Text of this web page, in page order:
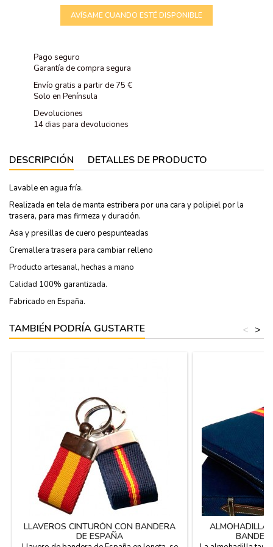
AVÍSAME CUANDO ESTÉ DISPONIBLE
Pago seguro
Garantía de compra segura
Envío gratis a partir de 75 €
Solo en Península
Devoluciones
14 dias para devoluciones
DESCRIPCIÓN DETALLES DE PRODUCTO
Lavable en agua fría.
Realizada en tela de manta estribera por una cara y polipiel por la
trasera, para mas firmeza y duración.
Asa y presillas de cuero pespunteadas
Cremallera trasera para cambiar relleno
Producto artesanal, hechas a mano
Calidad 100% garantizada.
Fabricado en España.
TAMBIÉN PODRÍA GUSTARTE >
<
LLAVEROS CINTURÓN CON BANDERA
DE ESPAÑA
ALMOHADILLA